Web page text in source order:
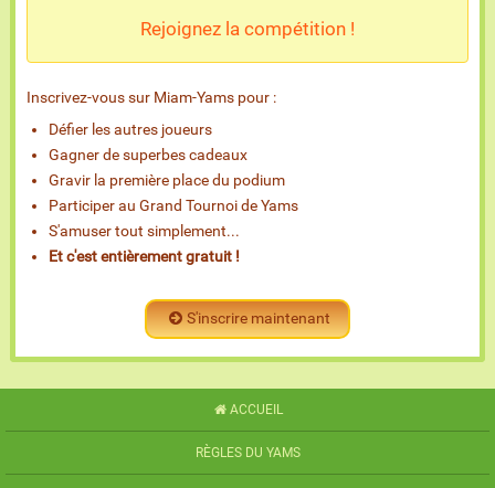
Rejoignez la compétition !
Inscrivez-vous sur Miam-Yams pour :
Défier les autres joueurs
Gagner de superbes cadeaux
Gravir la première place du podium
Participer au Grand Tournoi de Yams
S'amuser tout simplement...
Et c'est entièrement gratuit !
S'inscrire maintenant
ACCUEIL
RÈGLES DU YAMS